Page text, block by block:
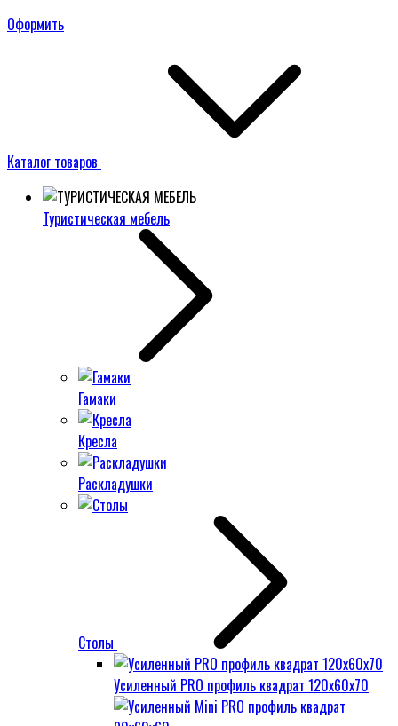
Оформить
Каталог товаров
Туристическая мебель
Гамаки
Кресла
Раскладушки
Столы
Усиленный PRO профиль квадрат 120х60х70